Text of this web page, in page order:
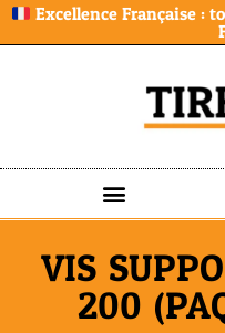
Excellence Française :
VIS
200